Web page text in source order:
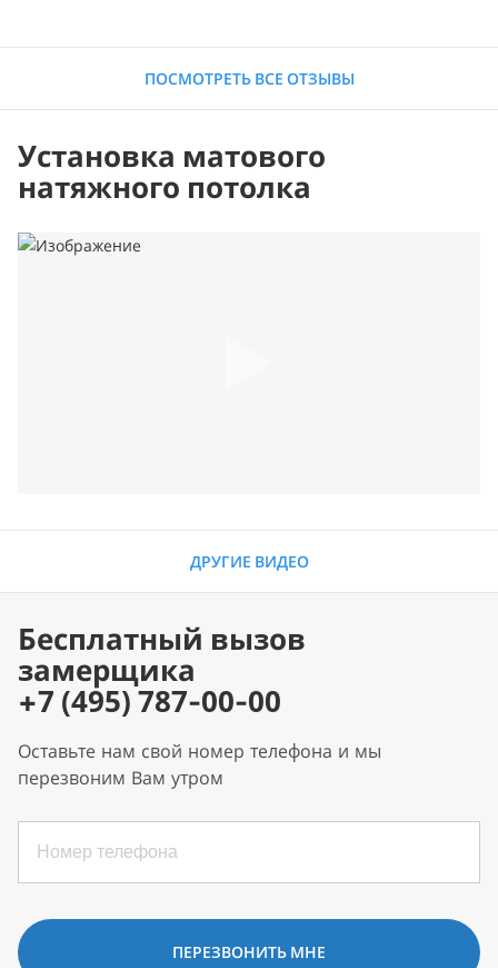
ПОСМОТРЕТЬ ВСЕ ОТЗЫВЫ
Установка матового
натяжного потолка
ДРУГИЕ ВИДЕО
Бесплатный вызов
замерщика
+7 (495) 787-00-00
Оставьте нам свой номер телефона и мы
перезвоним Вам утром
ПЕРЕЗВОНИТЬ МНЕ